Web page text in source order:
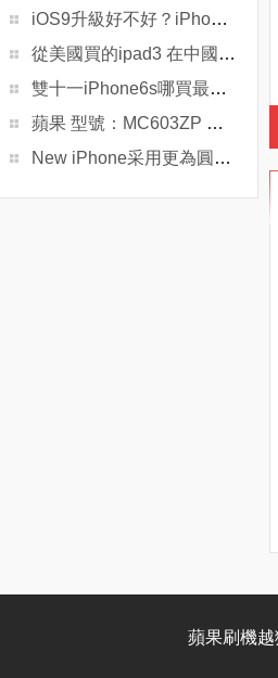
iOS9升級好不好？iPhone升級iOS9前的忠告
從美國買的ipad3 在中國可以使用嗎？
雙十一iPhone6s哪買最便宜？看這裡
蘋果 型號：MC603ZP 序列號：820450MA4S 是水貨還是行貨
New iPhone采用更為圓滑的一體式合金機身設計？
蘋果刷機越